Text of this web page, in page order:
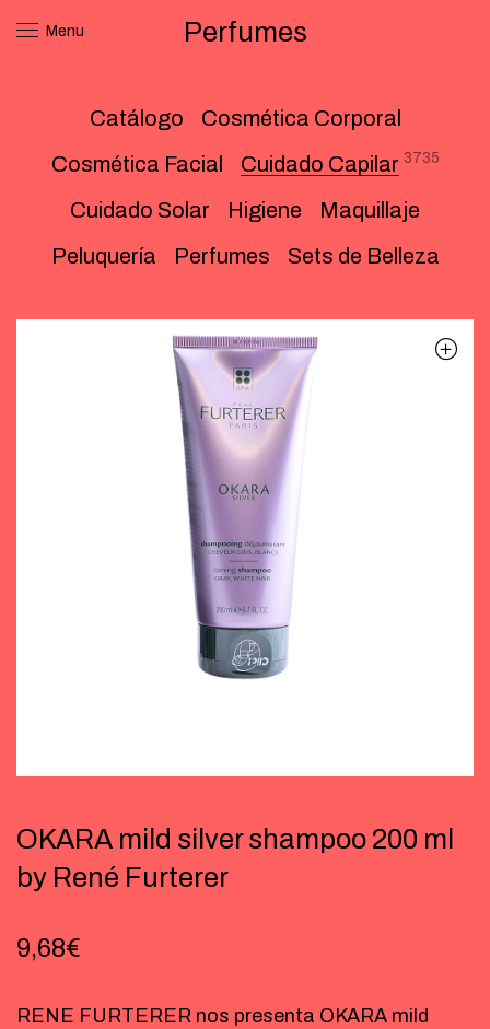
Menu Perfumes
Catálogo
Cosmética Corporal
Cosmética Facial
Cuidado Capilar 3735
Cuidado Solar Higiene
Maquillaje
Peluquería
Perfumes Sets de Belleza
OKARA mild silver shampoo 200 ml
by René Furterer
9,68€
RENE FURTERER nos presenta OKARA mild